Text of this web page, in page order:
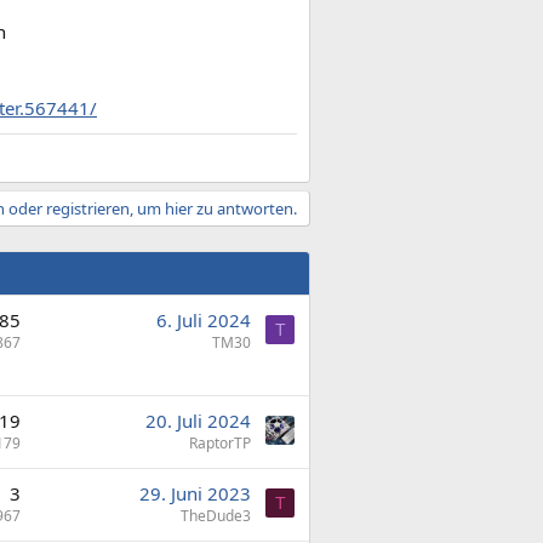
oder registrieren, um hier zu antworten.
85 6. Juli 2024
TM30
T
19 20. Juli 2024
RaptorTP
3 29. Juni 2023
TheDude3
T